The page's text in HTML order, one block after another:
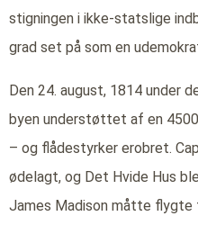
stigningen i ikke-statslige
grad set på som en
Den 24. august, 1814 under
byen understøttet af en
– og flådestyrker erobret.
ødelagt, og Det Hvide Hus
James Madison måtte flygte